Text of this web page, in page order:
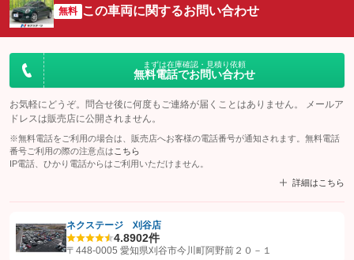
無料 この車両に関するお問い合わせ
まずは在庫確認・見積り依頼
無料電話でお問い合わせ
お気軽にどうぞ。問合せ後に何度もご連絡が届くことはありません。 メールア
ドレスは販売店に公開されません。
※無料電話をご利用の場合は、販売店へお客様の電話番号が通知されます。無料電話
番号ご利用の際の注意点は こちら
IP電話、ひかり電話からはご利用いただけません。
詳細はこちら
【STEP1】認証画面でグーネットを友だち追加してから「許可する」ボタンを押
ネクステージ 刈谷店
4.8902件
〒448-0005 愛知県刈谷市今川町阿野前２０－１